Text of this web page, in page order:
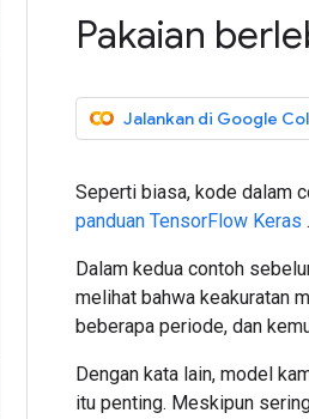
Pakaian
Jalankan di Google
Seperti biasa, kode dalam
panduan TensorFlow Keras .
Dalam kedua contoh
melihat bahwa keakuratan
beberapa periode, dan
Dengan kata lain, model
itu penting. Meskipun